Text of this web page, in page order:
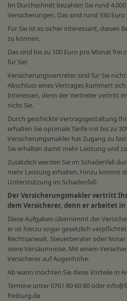
Im Durchschnitt bezahlen Sie rund
Versicherungen. Das sind rund 330
Für Sie ist es sicher interessant, diesen
zu können.
Das sind bis zu 100 Euro pro Monat frei
für Sie!
Versicherungsvertreter sind für Sie
Abschluss eines Vertrages kümmert
Interessen, denn der Vertreter vertritt
nicht Sie.
Durch geschickte Vertragsgestaltung
erhalten Sie optimale Tarife mit bis zu
Versicherungsmakler hat Zugang zu
Sie erhalten damit mehr Leistung und
Zusätzlich werden Sie im Schadenfall
mehr Leistung erhalten. Hinzu kommt
Unterstützung im Schadenfall:
Der Versicherungsmakler vertritt
dem Versicherer, denn er arbeitet
Diese Aufgaben übernimmt der
er ist hierzu sogar gesetzlich
Rechtsanwalt, Steuerberater oder
seine Versäumnisse. Mit einem
Versicherer auf Augenhöhe.
Ab wann möchten Sie diese Vorteile in
Termine unter 0761 80 60 80 oder
freiburg.de